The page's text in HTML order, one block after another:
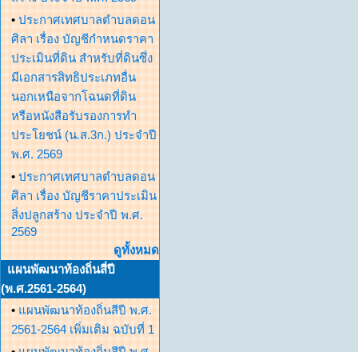
• ประกาศเทศบาลตำบลดอน
ศิลา เรื่อง บัญชีกำหนดราคา
ประเมินที่ดิน สำหรับที่ดินซึ่ง
มีเอกสารสิทธิประเภทอื่น
นอกเหนือจากโฉนดที่ดิน
หรือหนังสือรับรองการทำ
ประโยชน์ (น.ส.3ก.) ประจำปี
พ.ศ. 2569
• ประกาศเทศบาลตำบลดอน
ศิลา เรื่อง บัญชีราคาประเมิน
สิ่งปลูกสร้าง ประจำปี พ.ศ.
2569
ดูทั้งหมด
แผนพัฒนาท้องถิ่นสี่ปี
(พ.ศ.2561-2564)
• แผนพัฒนาท้องถิ่นสีปี พ.ศ.
2561-2564 เพิ่มเติม ฉบับที่ 1